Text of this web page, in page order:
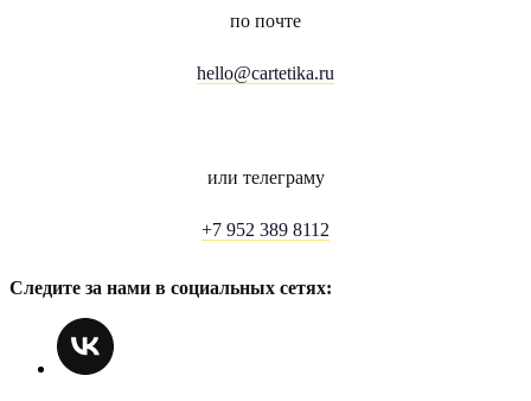
по почте
hello@cartetika.ru
или телеграму
+7 952 389 8112
Следите за нами в социальных сетях: